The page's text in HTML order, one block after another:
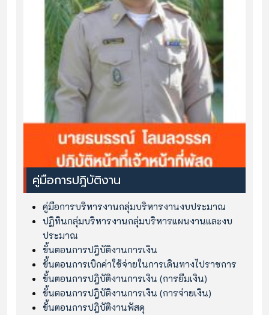
คู่มือการปฎิบัติงาน
คู่มือการบริหารงานกลุ่มบริหารงานงบประมาณ
ปฏิทินกลุ่มบริหารงานกลุ่มบริหารแผนงานและงบ
ประมาณ
ขั้นตอนการปฎิบัติงานการเงิน
ขั้นตอนการเบิกค่าใช้จ่ายในการเดินทางไปราชการ
ขั้นตอนการปฎิบัติงานการเงิน (การยืมเงิน)
ขั้นตอนการปฎิบัติงานการเงิน (การจ่ายเงิน)
ขั้นตอนการปฎิบัติงานพัสดุ